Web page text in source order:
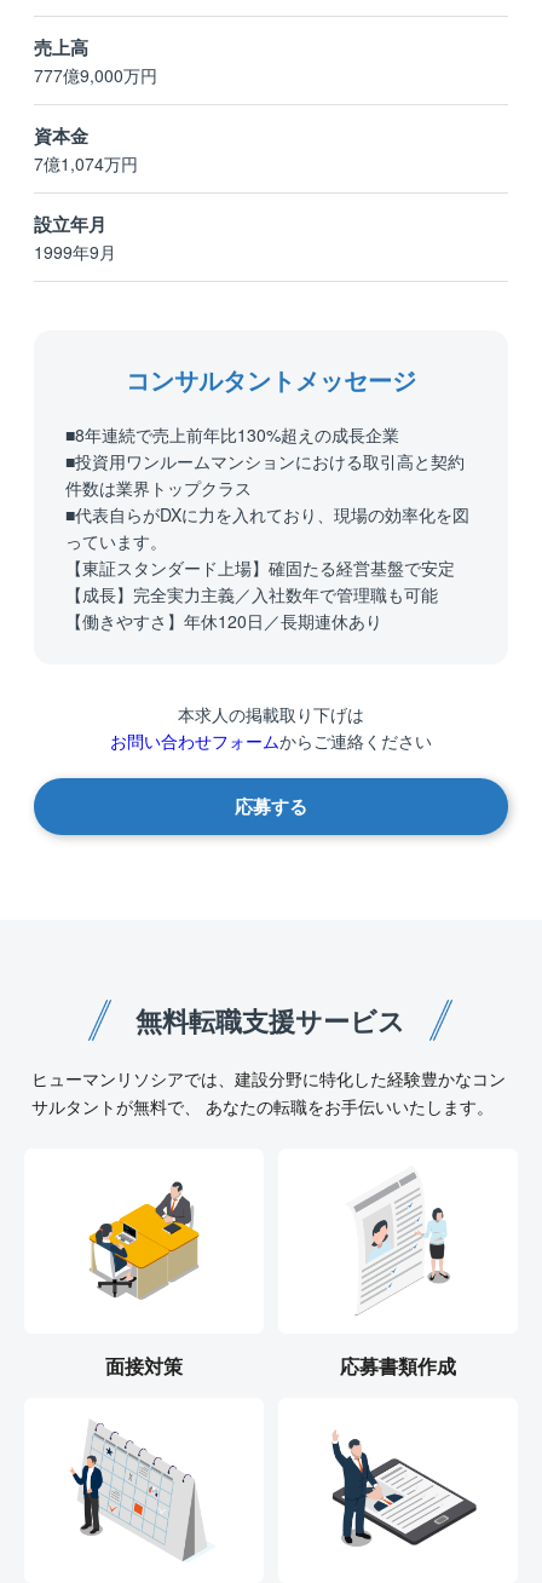
設立年月
1999年9月
資本金
7億1,074万円
売上高
777億9,000万円
コンサルタントメッセージ
■8年連続で売上前年比130%超えの成長企業
■投資用ワンルームマンションにおける取引高と契約
件数は業界トップクラス
■代表自らがDXに力を入れており、現場の効率化を図
っています。
【東証スタンダード上場】確固たる経営基盤で安定
【成長】完全実力主義／入社数年で管理職も可能
【働きやすさ】年休120日／長期連休あり
本求人の掲載取り下げは
お問い合わせフォームからご連絡ください
応募する
無料転職支援サービス
ヒューマンリソシアでは、建設分野に特化した経験豊かなコン
サルタントが無料で、 あなたの転職をお手伝いいたします。
面接対策 応募書類作成